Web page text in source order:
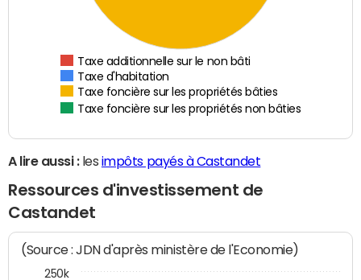
Taxe additionnelle sur le non bâti
Taxe d'habitation
Taxe foncière sur les propriétés bâties
Taxe foncière sur les propriétés non bâties
A lire aussi :les impôts payés à Castandet
Ressources d'investissement de
Castandet
(Source : JDN d'après ministère de l'Economie)
250k